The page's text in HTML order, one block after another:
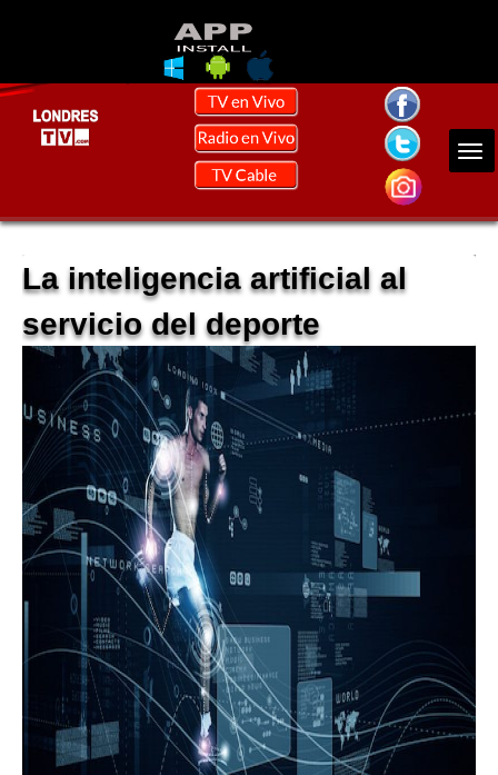
La inteligencia artificial al
servicio del deporte